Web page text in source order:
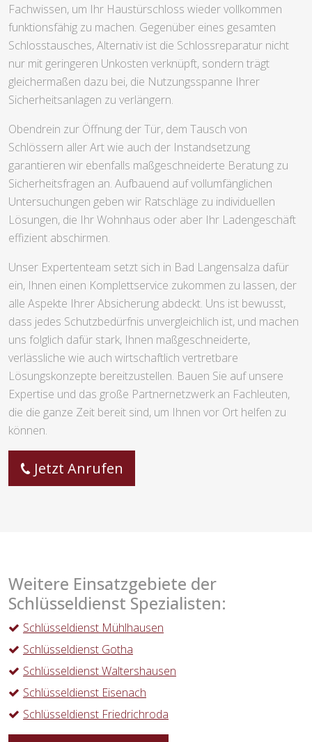
Fachwissen, um Ihr Haustürschloss wieder vollkommen
funktionsfähig zu machen. Gegenüber eines gesamten
Schlosstausches, Alternativ ist die Schlossreparatur nicht
nur mit geringeren Unkosten verknüpft, sondern trägt
gleichermaßen dazu bei, die Nutzungsspanne Ihrer
Sicherheitsanlagen zu verlängern.
Obendrein zur Öffnung der Tür, dem Tausch von
Schlössern aller Art wie auch der Instandsetzung
garantieren wir ebenfalls maßgeschneiderte Beratung zu
Sicherheitsfragen an. Aufbauend auf vollumfänglichen
Untersuchungen geben wir Ratschläge zu individuellen
Lösungen, die Ihr Wohnhaus oder aber Ihr Ladengeschäft
effizient abschirmen.
Unser Expertenteam setzt sich in Bad Langensalza dafür
ein, Ihnen einen Komplettservice zukommen zu lassen, der
alle Aspekte Ihrer Absicherung abdeckt. Uns ist bewusst,
dass jedes Schutzbedürfnis unvergleichlich ist, und machen
uns folglich dafür stark, Ihnen maßgeschneiderte,
verlässliche wie auch wirtschaftlich vertretbare
Lösungskonzepte bereitzustellen. Bauen Sie auf unsere
Expertise und das große Partnernetzwerk an Fachleuten,
die die ganze Zeit bereit sind, um Ihnen vor Ort helfen zu
können.
Jetzt Anrufen
Weitere Einsatzgebiete der
Schlüsseldienst Spezialisten:
Schlüsseldienst Mühlhausen
Schlüsseldienst Gotha
Schlüsseldienst Waltershausen
Schlüsseldienst Eisenach
Schlüsseldienst Friedrichroda